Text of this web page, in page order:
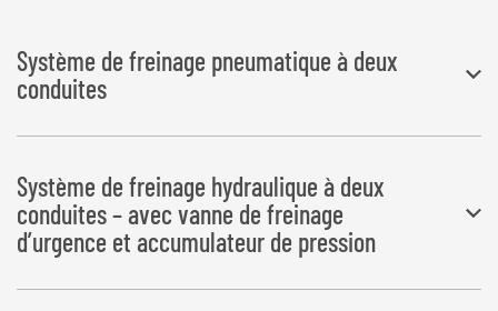
Système de freinage pneumatique à deux
conduites
SANS réception UE par type
Système de freinage hydraulique à deux
conduites – avec vanne de freinage
d’urgence et accumulateur de pression